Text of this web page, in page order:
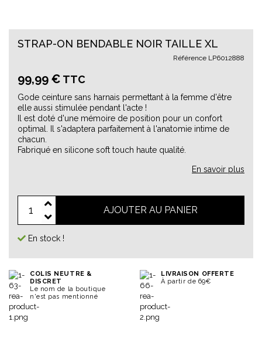
STRAP-ON BENDABLE NOIR TAILLE XL
Référence LP6012888
99,99 € TTC
Gode ceinture sans harnais permettant à la femme d'être
elle aussi stimulée pendant l'acte !
Il est doté d'une mémoire de position pour un confort
optimal. Il s'adaptera parfaitement à l'anatomie intime de
chacun.
Fabriqué en silicone soft touch haute qualité.
En savoir plus
AJOUTER AU PANIER
En stock !
COLIS NEUTRE &
DISCRET
Le nom de la boutique
n'est pas mentionné
LIVRAISON OFFERTE
À partir de 69€